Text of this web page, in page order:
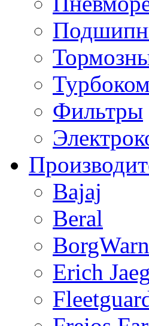
Фильтры
Bajaj
Beral
Erich